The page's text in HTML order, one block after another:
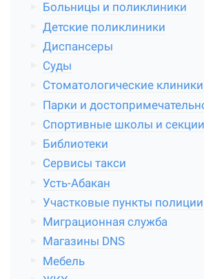
Больницы и поликлиники
Детские поликлиники
Диспансеры
Суды
Стоматологические клиники
Парки и
Спортивные школы и секции
Библиотеки
Сервисы такси
Усть-Абакан
Участковые пункты полиции
Миграционная служба
Магазины DNS
Мебель